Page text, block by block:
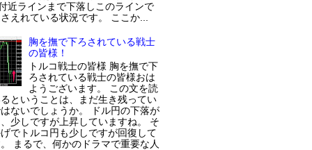
近ラインまで下落しこのラインで
えれている状況です。 ここか...
胸を撫で下ろされている戦士
の皆様！
トルコ戦士の皆様 胸を撫で下
ろされている戦士の皆様おは
ようございます。 この文を読
ということは、まだ生き残ってい
ないでしょうか。 ドル円の下落が
少しですが上昇していますね。 そ
でトルコ円も少しですが回復して
まるで、何かのドラマで重要な人